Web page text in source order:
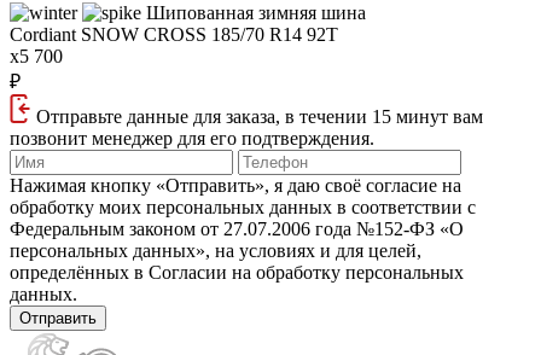
Шипованная зимняя шина
Cordiant SNOW CROSS 185/70 R14 92T
x5 700
₽
Отправьте данные для заказа, в течении 15 минут вам
позвонит менеджер для его подтверждения.
Нажимая кнопку «Отправить», я даю своё согласие на
обработку моих персональных данных в соответствии с
Федеральным законом от 27.07.2006 года №152‑ФЗ «О
персональных данных», на условиях и для целей,
определённых в Согласии на обработку персональных
данных.